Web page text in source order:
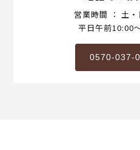
営業時間 ： 土・
平日午前10:00
0570-037-